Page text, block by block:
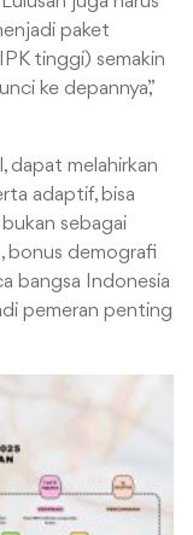
paket
tinggi) semakin
ke depannya,”
dapat melahirkan
adaptif, bisa
sebagai
bonus demografi
bangsa Indonesia
pemeran penting